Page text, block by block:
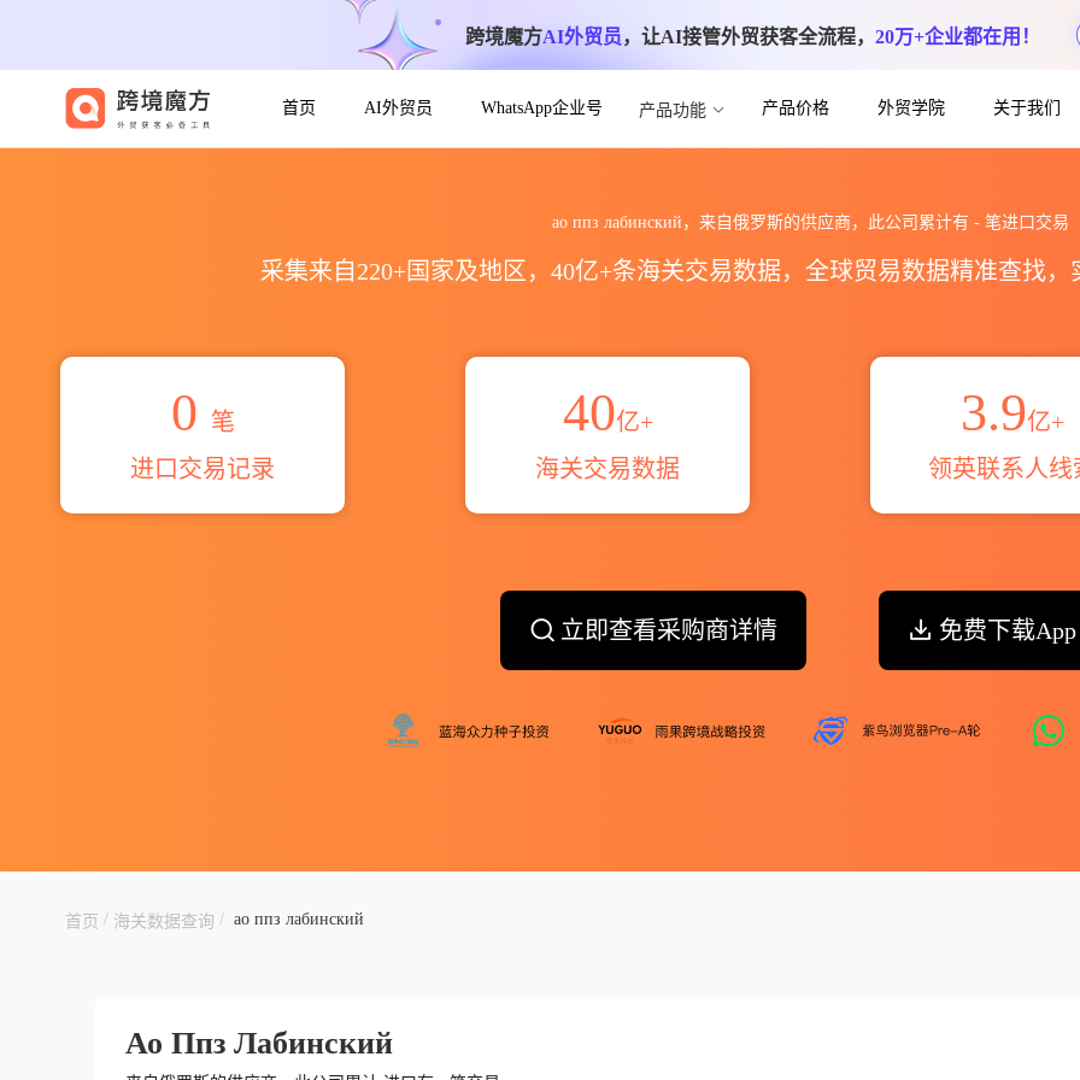
跨境魔方AI外贸员，让AI接管外贸获客全流程， 20万+企业都在用！
首页 AI外贸员 WhatsApp企业号 产品功能 产品价格 外贸学院 关于我们
ао ппз лабинский，来自俄罗斯的供应商，此公司累计有 -笔进口交易
采集来自220+国家及地区，40亿+条海关交易数据，全球贸易数据精准查找
0 笔
进口交易记录
40亿+
海关交易数据
3.9亿+
领英联系人线
立即查看采购商详情 免费下载App
首页 / 海关数据查询 / ао ппз лабинский
Ао Ппз Лабинский